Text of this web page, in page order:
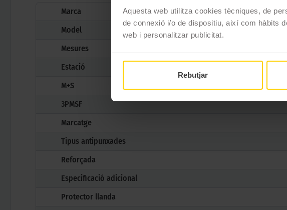
Aquesta web utilitza cookies tècniques, de
de connexió i/o de dispositiu, així com hàbits
web i personalitzar publicitat.
Rebutjar
Marca
Model
Mesures
Estació
M+S
3PMSF
Marcatge
Tipus antipunxades
Reforçada
Especificació adicional
Protector llanda